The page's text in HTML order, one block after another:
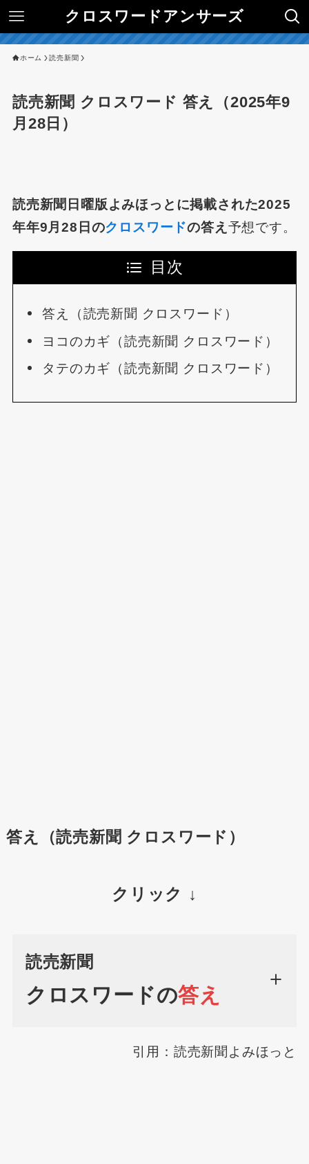
クロスワードアンサーズ
ホーム 読売新聞
読売新聞 クロスワード 答え（2025年9
月28日）
読売新聞日曜版よみほっとに掲載された2025
年年9月28日のクロスワードの答え 予想です。
目次
答え（読売新聞 クロスワード）
ヨコのカギ（読売新聞 クロスワード）
タテのカギ（読売新聞 クロスワード）
答え（読売新聞 クロスワード）
クリック ↓
読売新聞
クロスワードの答え
引用：読売新聞よみほっと